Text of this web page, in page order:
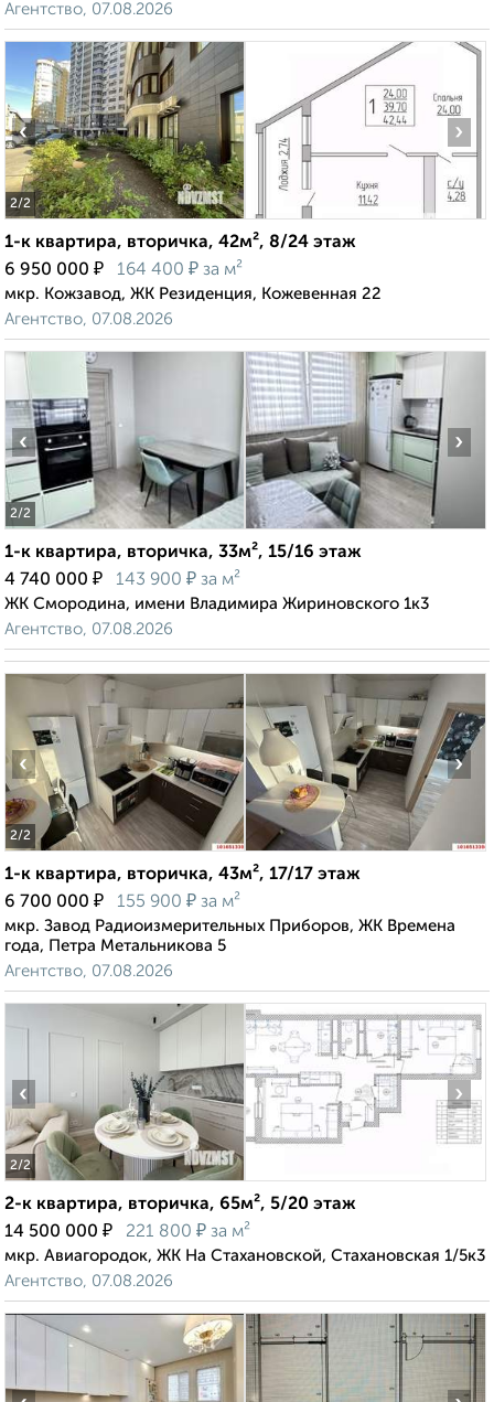
Агентство, 07.08.2026
2/2
‹ ›
1-к квартира, вторичка, 42м², 8/24 этаж
6 950 000 ₽ 164 400 ₽ за м²
мкр. Кожзавод, ЖК Резиденция, Кожевенная 22
Агентство, 07.08.2026
2/2
‹ ›
1-к квартира, вторичка, 33м², 15/16 этаж
4 740 000 ₽ 143 900 ₽ за м²
ЖК Смородина, имени Владимира Жириновского 1к3
Агентство, 07.08.2026
2/2
‹ ›
1-к квартира, вторичка, 43м², 17/17 этаж
6 700 000 ₽ 155 900 ₽ за м²
мкр. Завод Радиоизмерительных Приборов, ЖК Времена
года, Петра Метальникова 5
Агентство, 07.08.2026
2/2
‹ ›
2-к квартира, вторичка, 65м², 5/20 этаж
14 500 000 ₽ 221 800 ₽ за м²
мкр. Авиагородок, ЖК На Стахановской, Стахановская 1/5к3
Агентство, 07.08.2026